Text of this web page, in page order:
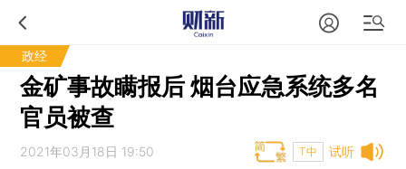
政经
金矿事故瞒报后 烟台应急系统多名
官员被查
试听
2021年03月18日 19:50 T中